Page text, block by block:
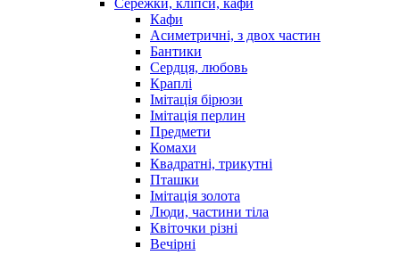
Кафи
Асиметричні, з двох частин
Бантики
Сердця, любовь
Краплі
Імітація бірюзи
Імітація перлин
Предмети
Комахи
Квадратні, трикутні
Пташки
Імітація золота
Люди, частини тіла
Квіточки різні
Вечірні